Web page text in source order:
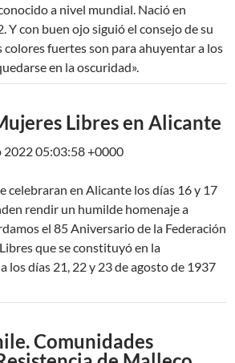
a nivel mundial. Nació en
Y con buen ojo siguió el consejo de su
colores fuertes son para ahuyentar a los
en la oscuridad».
Libres en Alicante
2022 05:03:58 +0000
celebraran en Alicante los días 16 y 17
rendir un humilde homenaje a
el 85 Aniversario de la Federación
que se constituyó en la
los días 21, 22 y 23 de agosto de 1937
Comunidades